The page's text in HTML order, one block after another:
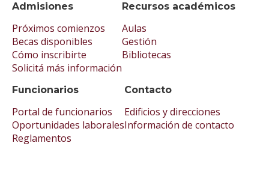
Admisiones
Próximos comienzos
Becas disponibles
Cómo inscribirte
Solicitá más información
Recursos académicos
Aulas
Gestión
Bibliotecas
Funcionarios
Portal de funcionarios
Oportunidades laborales
Reglamentos
Contacto
Edificios y direcciones
Información de contacto